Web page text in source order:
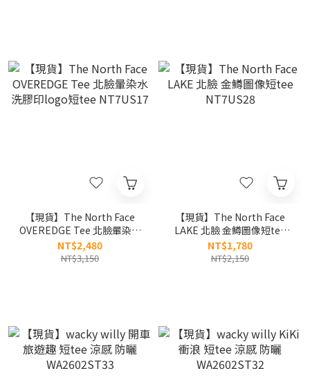
【現貨】The North Face
OVEREDGE Tee 北臉暈染水
洗膠印logo短tee NT7US17
NT$2,480
NT$3,150
【現貨】The North Face
LAKE 北臉 金鱒圖像短tee
NT7US28
NT$1,780
NT$2,150